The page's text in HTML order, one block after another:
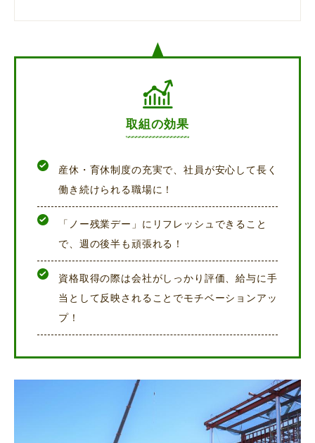
取組の効果
産休・育休制度の充実で、社員が安心して長く
働き続けられる職場に！
「ノー残業デー」にリフレッシュできること
で、週の後半も頑張れる！
資格取得の際は会社がしっかり評価、給与に手
当として反映されることでモチベーションアッ
プ！